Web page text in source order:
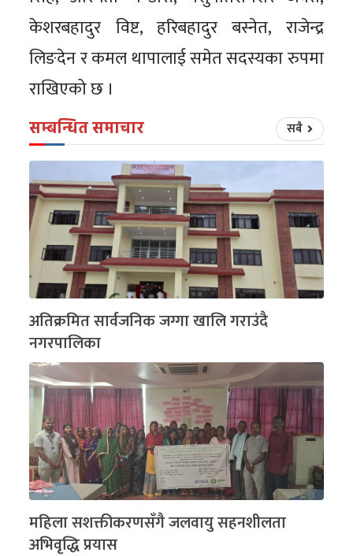
केशरबहादुर विष्ट, हरिबहादुर बस्नेत, राजेन्द्र
लिङदेन र कमल थापालाई समेत सदस्यका रुपमा
राखिएको छ ।
सम्बन्धित समाचार सबै
अतिक्रमित सार्वजनिक जग्गा खालि गराउंदै
नगरपालिका
महिला सशक्तीकरणसँगै जलवायु सहनशीलता
अभिवृद्धि प्रयास